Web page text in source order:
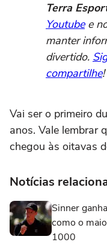
Terra
Youtubee
manter
divertido.
compartilhe!
Vai ser o primeiro
anos. Vale lembrar
chegou às oitavas
Notícias
Sinner
como o
1000